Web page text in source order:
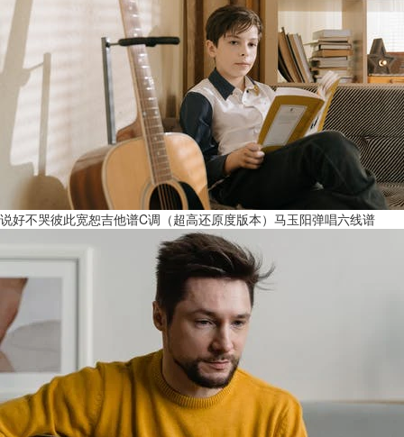
说好不哭彼此宽恕吉他谱C调（超高还原度版本）马玉阳弹唱六线谱